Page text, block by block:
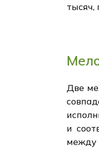
тысяч,
Две
и
между